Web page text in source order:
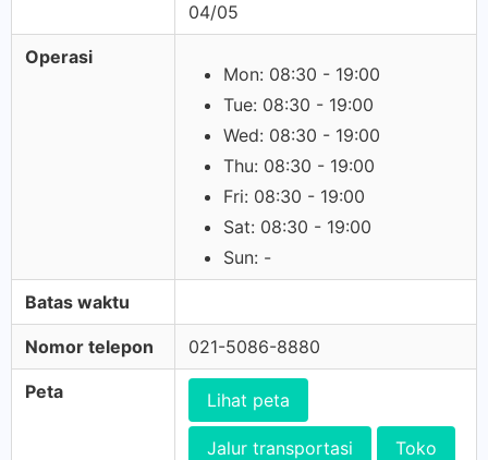
04/05
Operasi
Mon: 08:30 - 19:00
Tue: 08:30 - 19:00
Wed: 08:30 - 19:00
Thu: 08:30 - 19:00
Fri: 08:30 - 19:00
Sat: 08:30 - 19:00
Sun: -
Batas waktu
Nomor telepon 021-5086-8880
Peta Lihat peta
Jalur transportasi Toko